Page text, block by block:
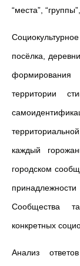
“места”,
посёлка,
формирования
территории
каждый
городском
Сообщества
конкретных
Анализ